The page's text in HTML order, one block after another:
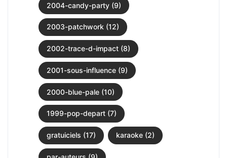
2004-candy-party (9)
2003-patchwork (12)
2002-trace-d-impact (8)
2001-sous-influence (9)
2000-blue-pale (10)
1999-pop-depart (7)
gratuiciels (17) karaoke (2)